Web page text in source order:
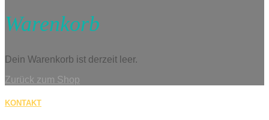
Warenkorb
Dein Warenkorb ist derzeit leer.
Zurück zum Shop
KONTAKT